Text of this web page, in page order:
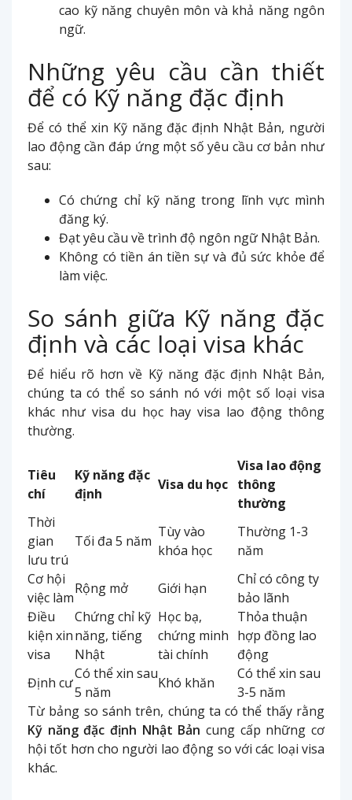
cao kỹ năng chuyên môn và khả năng ngôn
ngữ.
Những yêu cầu cần thiết
để có Kỹ năng đặc định
Để có thể xin Kỹ năng đặc định Nhật Bản, người
lao động cần đáp ứng một số yêu cầu cơ bản như
sau:
Có chứng chỉ kỹ năng trong lĩnh vực mình
đăng ký.
Đạt yêu cầu về trình độ ngôn ngữ Nhật Bản.
Không có tiền án tiền sự và đủ sức khỏe để
làm việc.
So sánh giữa Kỹ năng đặc
định và các loại visa khác
Để hiểu rõ hơn về Kỹ năng đặc định Nhật Bản,
chúng ta có thể so sánh nó với một số loại visa
khác như visa du học hay visa lao động thông
thường.
Tiêu
chí
Kỹ năng đặc
định
Visa du học
Visa lao động
thông
thường
Thời
gian
lưu trú
Tối đa 5 năm
Tùy vào
khóa học
Thường 1-3
năm
Cơ hội
việc làm
Rộng mở Giới hạn
Chỉ có công ty
bảo lãnh
Điều
kiện xin
visa
Chứng chỉ kỹ
năng, tiếng
Nhật
Học bạ,
chứng minh
tài chính
Thỏa thuận
hợp đồng lao
động
Định cư
Có thể xin sau
5 năm
Khó khăn
Có thể xin sau
3-5 năm
Từ bảng so sánh trên, chúng ta có thể thấy rằng
Kỹ năng đặc định Nhật Bản cung cấp những cơ
hội tốt hơn cho người lao động so với các loại visa
khác.